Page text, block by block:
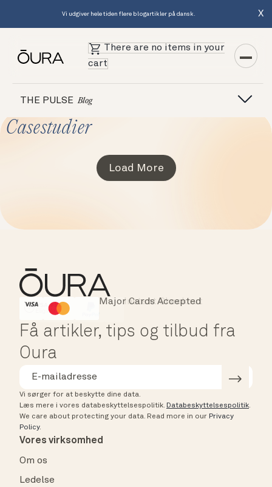
Vi udgiver hele tiden flere blogartikler på dansk. X
There are no items in your
cart
THE PULSE Blog
Casestudier
Load More
HSA/FSA Eligible
Instant Checkout
Major Cards Accepted
Få artikler, tips og tilbud fra
Oura
Vi sørger for at beskytte dine data.
Læs mere i vores databeskyttelsespolitik. Databeskyttelsespolitik.
We care about protecting your data. Read more in our Privacy
Policy.
Vores virksomhed
Om os
Ledelse